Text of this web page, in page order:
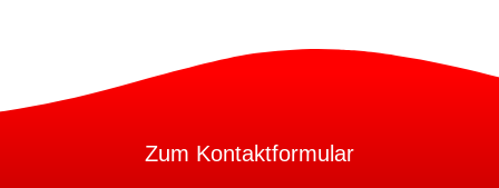
Zum Kontaktformular